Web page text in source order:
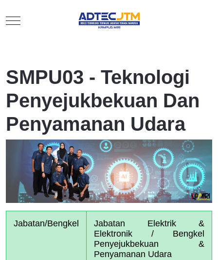
Mobile Menu Toggle
SMPU03 - Teknologi
Penyejukbekuan Dan
Penyamanan Udara
Jabatan/Bengkel
Jabatan Elektrik &
Elektronik / Bengkel
Penyejukbekuan &
Penyamanan Udara